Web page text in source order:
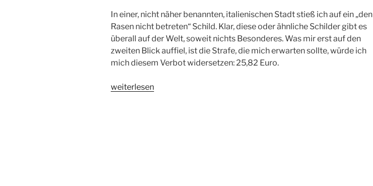
In einer, nicht näher benannten, italienischen Stadt stieß ich auf ein „den
Rasen nicht betreten“ Schild. Klar, diese oder ähnliche Schilder gibt es
überall auf der Welt, soweit nichts Besonderes. Was mir erst auf den
zweiten Blick auffiel, ist die Strafe, die mich erwarten sollte, würde ich
mich diesem Verbot widersetzen: 25,82 Euro.
„Den
weiterlesen